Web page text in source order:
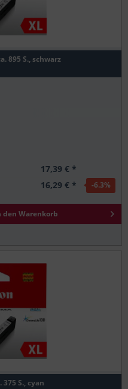
895 S., schwarz
17,39 € *
16,29 € * -6.3%
den Warenkorb
S., cyan